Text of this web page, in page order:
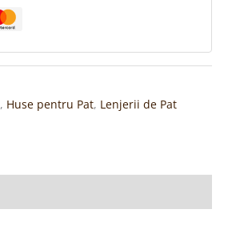
, Huse pentru Pat, Lenjerii de Pat